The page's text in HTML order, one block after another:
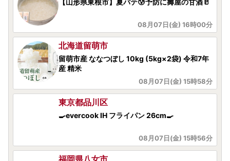
08月07日(金) 16時00分
北海道留萌市
留萌市産 ななつぼし 10kg (5kg×2袋) 令和7年
産 精米
08月07日(金) 15時58分
東京都品川区
🍳evercook IH フライパン 26cm🍳
08月07日(金) 15時56分
福岡県八女市